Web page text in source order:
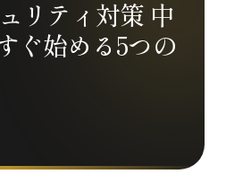
IT開発リティ対策 中
ぐ始める5つの